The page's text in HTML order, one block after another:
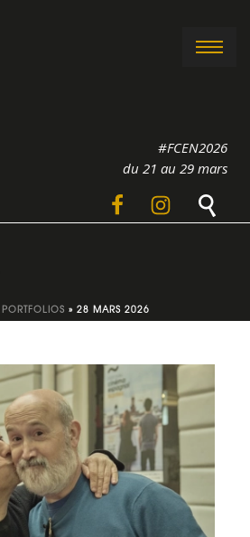
#FCEN2026
du 21 au 29 mars
PORTFOLIOS » 28 MARS 2026